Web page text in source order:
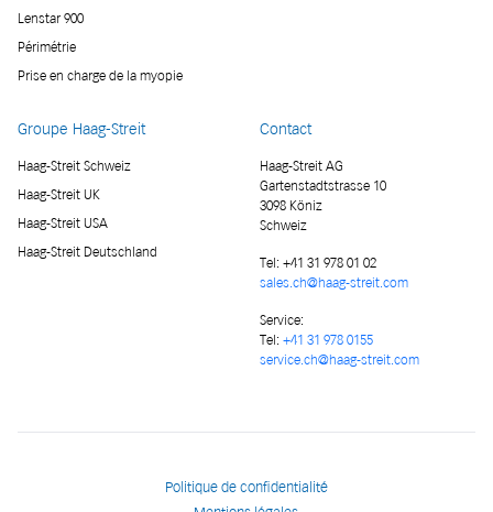
Lenstar 900
Périmétrie
Prise en charge de la myopie
Groupe Haag-Streit
Haag-Streit Schweiz
Haag-Streit UK
Haag-Streit USA
Haag-Streit Deutschland
Contact
Haag-Streit AG
Gartenstadtstrasse 10
3098 Köniz
Schweiz
Tel: +41 31 978 01 02
sales.ch@haag-streit.com
Service:
Tel: +41 31 978 0155
service.ch@haag-streit.com
Politique de confidentialité